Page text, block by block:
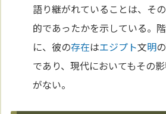
語り継がれていることは、そ
的であったかを示している。
に、彼の存在はエジプト文明
であり、現代においてもその
がない。